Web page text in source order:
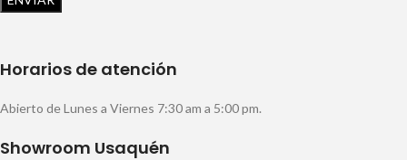
Horarios de atención
Abierto de Lunes a Viernes 7:30 am a 5:00 pm.
Showroom Usaquén